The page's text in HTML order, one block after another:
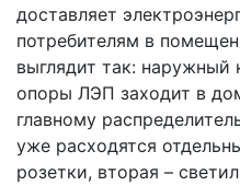
доставляет
потребителям в
выглядит так: наружный
опоры ЛЭП заходит в
главному
уже расходятся
розетки, вторая –